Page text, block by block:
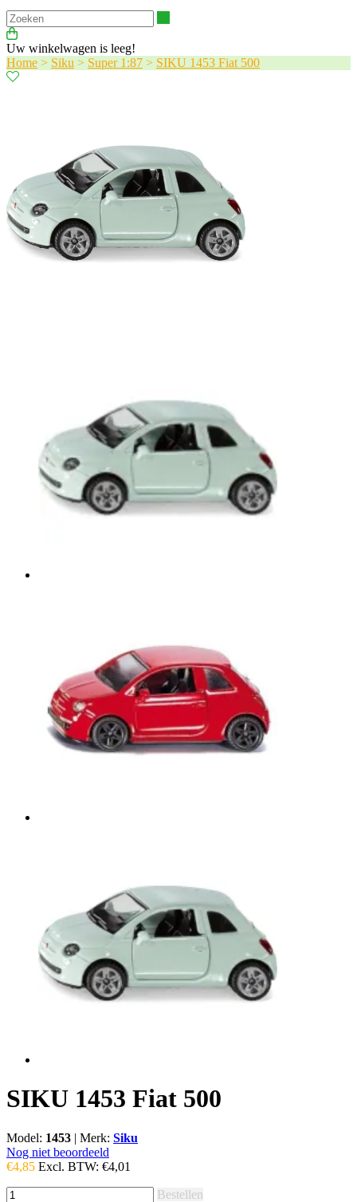
Uw winkelwagen is leeg!
Home > Siku > Super 1:87 > SIKU 1453 Fiat 500
SIKU 1453 Fiat 500
Model: 1453 | Merk: Siku
Nog niet beoordeeld
€4,85 Excl. BTW: €4,01
Bestellen